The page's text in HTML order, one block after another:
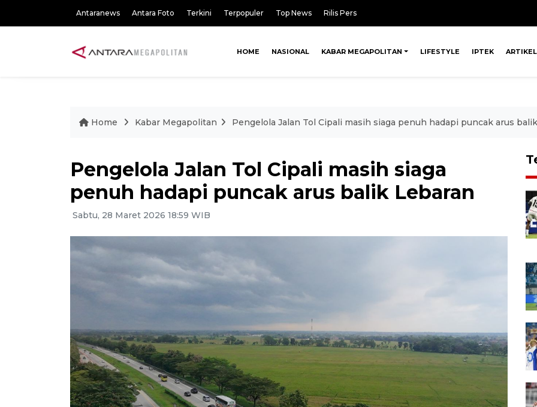
Antaranews Antara Foto Terkini Terpopuler Top News Rilis Pers
HOME NASIONAL KABAR MEGAPOLITAN LIFESTYLE IPTEK ARTIKEL
Home Kabar Megapolitan Pengelola Jalan Tol Cipali masih siaga penuh hadapi puncak arus
Pengelola Jalan Tol Cipali masih siaga
penuh hadapi puncak arus balik Lebaran
Sabtu, 28 Maret 2026 18:59 WIB